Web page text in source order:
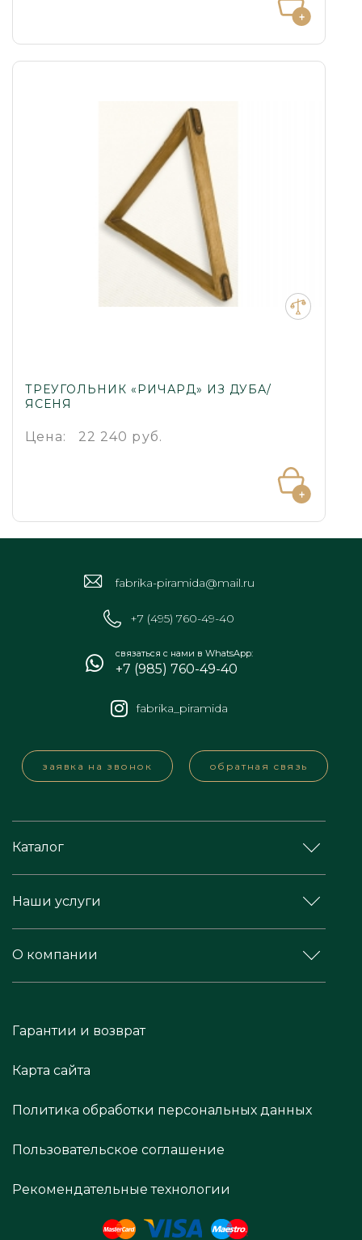
ТРЕУГОЛЬНИК «РИЧАРД» ИЗ ДУБА/
ЯСЕНЯ
Цена: 22 240 руб.
fabrika-piramida@mail.ru
+7 (495) 760-49-40
связаться с нами в WhatsApp:
+7 (985) 760-49-40
fabrika_piramida
заявка на звонок обратная связь
Каталог
Наши услуги
О компании
Гарантии и возврат
Карта сайта
Политика обработки персональных данных
Пользовательское соглашение
Рекомендательные технологии